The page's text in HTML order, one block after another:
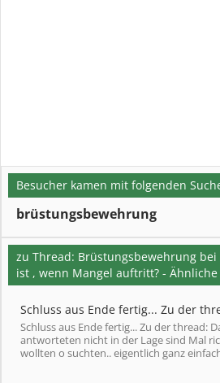
Besucher kamen mit folgenden
brüstungsbewehrung
zu Thread: Brüstungsbewehrung bei
ist , wenn Mangel auftritt? - Ähnliche
Schluss aus Ende fertig... Zu der
Schluss aus Ende fertig... Zu der thread:
antworteten nicht in der Lage sind Mal
wollten o suchten.. eigentlich ganz